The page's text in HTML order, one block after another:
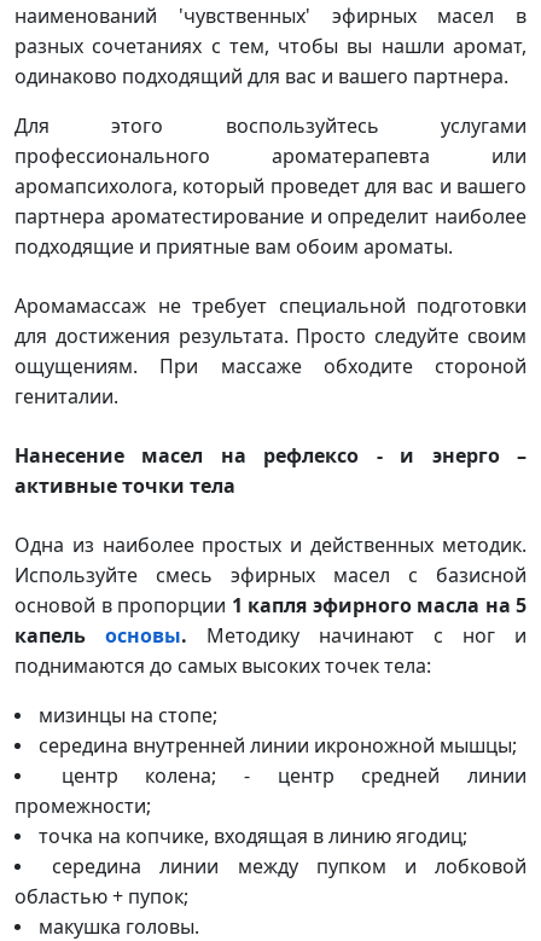
наименований 'чувственных' эфирных масел в
разных сочетаниях с тем, чтобы вы нашли аромат,
одинаково подходящий для вас и вашего партнера.
Для этого воспользуйтесь услугами
профессионального ароматерапевта или
аромапсихолога, который проведет для вас и вашего
партнера ароматестирование и определит наиболее
подходящие и приятные вам обоим ароматы.
Аромамассаж не требует специальной подготовки
для достижения результата. Просто следуйте своим
ощущениям. При массаже обходите стороной
гениталии.
Нанесение масел на рефлексо - и энерго –
активные точки тела
Одна из наиболее простых и действенных методик.
Используйте смесь эфирных масел с базисной
основой в пропорции 1 капля эфирного масла на 5
капель основы. Методику начинают с ног и
поднимаются до самых высоких точек тела:
мизинцы на стопе;
середина внутренней линии икроножной мышцы;
центр колена; - центр средней линии
промежности;
точка на копчике, входящая в линию ягодиц;
середина линии между пупком и лобковой
областью + пупок;
макушка головы.